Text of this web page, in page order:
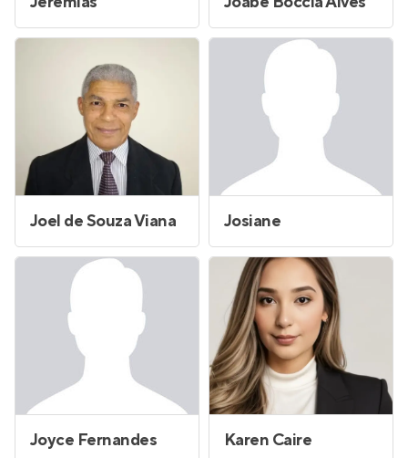
Joel de Souza Viana Josiane
Joyce Fernandes Karen Caire